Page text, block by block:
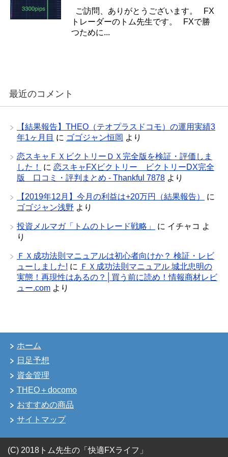
ご訪問、ありがとうございます。 FX
トレーダーのトム先生です。 FXで勝
つために...
最近のコメント
【結果報告】THEO（テオプラスドコモ）の運用実績3
年1ヶ月目 に ゴゴジャン恒岡 より
恋スキャＦＸビクトリーＤＸ完全版を検証・評価しま
した！
に 恋スキャFXビクトリー ビクトリーDX完全
版 口コミ・評判まとめ - Thankful 7878 より
【2019年12月】今月の利益は+20万円（結果報告）
に
ゴゴジャン浅野 より
投資メルマガ「トムのトレード戦略」 に イチャコ よ
り
ＦＸ成功法則マニュアルは初心者向けか？ 検証・レビ
ューしました! に ＦＸ成功法則マニュアル 城北忠明の
実態！再現性はあるの？│買う前に読め！情報商材レビ
ュー.com より
ホーム
日足予想
資金管理
THEO＋docomo
おすすめの商品
サイトマップ
(C) 2018トム先生の「快適FXライフ」